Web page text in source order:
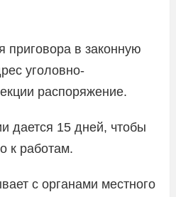
приговора в законную
уголовно-
распоряжение.
дается 15 дней, чтобы
к работам.
с органами местного